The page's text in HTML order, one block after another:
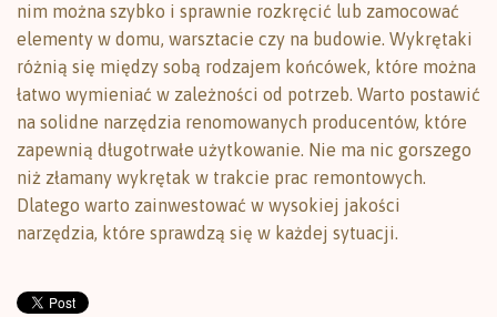
nim można szybko i sprawnie rozkręcić lub zamocować
elementy w domu, warsztacie czy na budowie. Wykrętaki
różnią się między sobą rodzajem końcówek, które można
łatwo wymieniać w zależności od potrzeb. Warto postawić
na solidne narzędzia renomowanych producentów, które
zapewnią długotrwałe użytkowanie. Nie ma nic gorszego
niż złamany wykrętak w trakcie prac remontowych.
Dlatego warto zainwestować w wysokiej jakości
narzędzia, które sprawdzą się w każdej sytuacji.